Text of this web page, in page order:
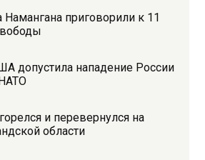
приговорили к 11
допустила нападение России
и перевернулся на
области